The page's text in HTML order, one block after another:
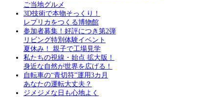
ご当地グルメ
3D技術で本物そっくり！
レプリカをつくる博物館
参加者募集！好評につき第2弾
リビング特別体験イベント
夏休み！ 親子で工場見学
私たちの視線・始点 拡大版！
身近な自然が世界を広げる！
自転車の“青切符”運用3カ月
あなたの運転大丈夫？
ジメジメな日も心地よく